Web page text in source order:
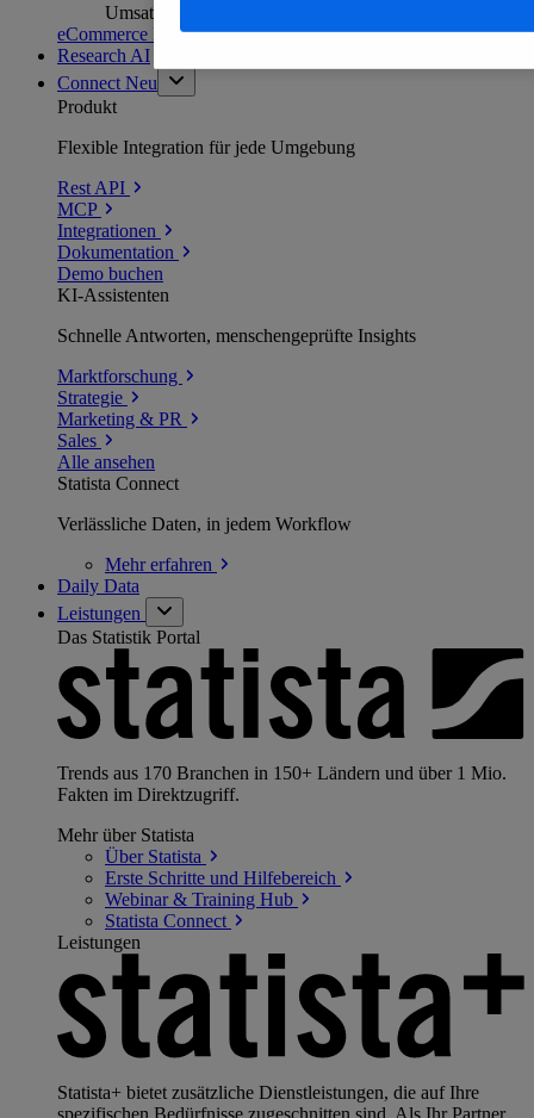
Umsatzanalysen und -prognosen
eCommerce Insights entdecken
Research AI
Connect Neu
Produkt
Flexible Integration für jede Umgebung
Rest API
MCP
Integrationen
Dokumentation
Demo buchen
KI-Assistenten
Schnelle Antworten, menschengeprüfte Insights
Marktforschung
Strategie
Marketing & PR
Sales
Alle ansehen
Statista Connect
Verlässliche Daten, in jedem Workflow
Mehrerfahren
Daily Data
Leistungen
Das Statistik Portal
Trends aus 170 Branchen in 150+ Ländern und über 1 Mio.
Fakten im Direktzugriff.
Mehr über Statista
Über Statista
Erste Schritte und Hilfebereich
Webinar & Training Hub
Statista Connect
Leistungen
Statista+ bietet zusätzliche Dienstleistungen, die auf Ihre
spezifischen Bedürfnisse zugeschnitten sind. Als Ihr Partner